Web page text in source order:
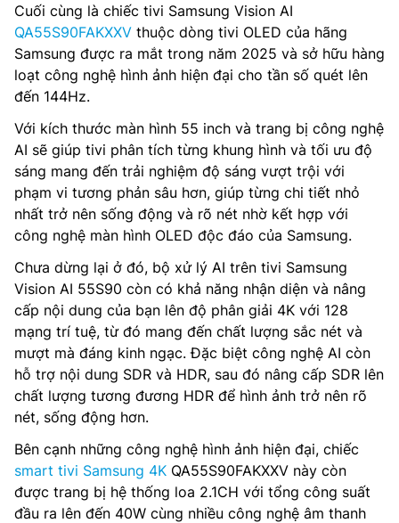
Cuối cùng là chiếc tivi Samsung Vision AI
QA55S90FAKXXV thuộc dòng tivi OLED của hãng
Samsung được ra mắt trong năm 2025 và sở hữu hàng
loạt công nghệ hình ảnh hiện đại cho tần số quét lên
đến 144Hz.
Với kích thước màn hình 55 inch và trang bị công nghệ
AI sẽ giúp tivi phân tích từng khung hình và tối ưu độ
sáng mang đến trải nghiệm độ sáng vượt trội với
phạm vi tương phản sâu hơn, giúp từng chi tiết nhỏ
nhất trở nên sống động và rõ nét nhờ kết hợp với
công nghệ màn hình OLED độc đáo của Samsung.
Chưa dừng lại ở đó, bộ xử lý AI trên tivi Samsung
Vision AI 55S90 còn có khả năng nhận diện và nâng
cấp nội dung của bạn lên độ phân giải 4K với 128
mạng trí tuệ, từ đó mang đến chất lượng sắc nét và
mượt mà đáng kinh ngạc. Đặc biệt công nghệ AI còn
hỗ trợ nội dung SDR và HDR, sau đó nâng cấp SDR lên
chất lượng tương đương HDR để hình ảnh trở nên rõ
nét, sống động hơn.
Bên cạnh những công nghệ hình ảnh hiện đại, chiếc
smart tivi Samsung 4K QA55S90FAKXXV này còn
được trang bị hệ thống loa 2.1CH với tổng công suất
đầu ra lên đến 40W cùng nhiều công nghệ âm thanh